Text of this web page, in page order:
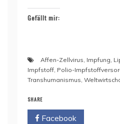
Gefällt mir:
Affen-Zellvirus, Impfung,
Impfstoff, Polio-
Transhumanismus,
SHARE
Facebook